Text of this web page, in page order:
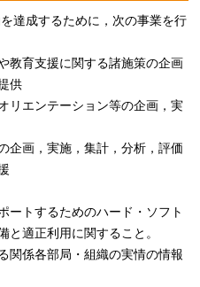
達成するために，次の事業を行
教育支援に関する諸施策の企画
供
リエンテーション等の企画，実
企画，実施，集計，分析，評価
ートするためのハード・ソフト
と適正利用に関すること。
関係各部局・組織の実情の情報